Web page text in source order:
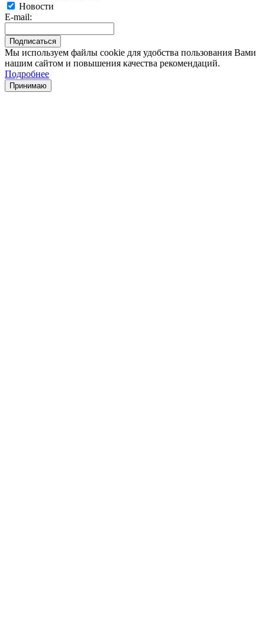
Новости
E-mail:
Мы используем файлы cookie для удобства пользования Вами
нашим сайтом и повышения качества рекомендаций.
Подробнее
Принимаю